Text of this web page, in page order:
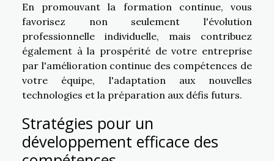
En promouvant la formation continue, vous
favorisez non seulement l'évolution
professionnelle individuelle, mais contribuez
également à la prospérité de votre entreprise
par l'amélioration continue des compétences de
votre équipe, l'adaptation aux nouvelles
technologies et la préparation aux défis futurs.
Stratégies pour un
développement efficace des